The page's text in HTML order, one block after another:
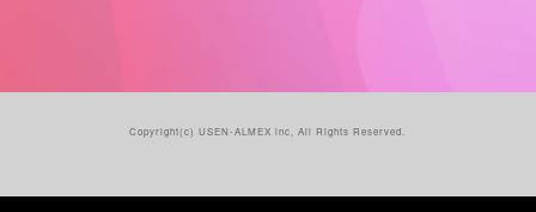
Copyright(c)USEN-ALMEX inc, All Rights Reserved.